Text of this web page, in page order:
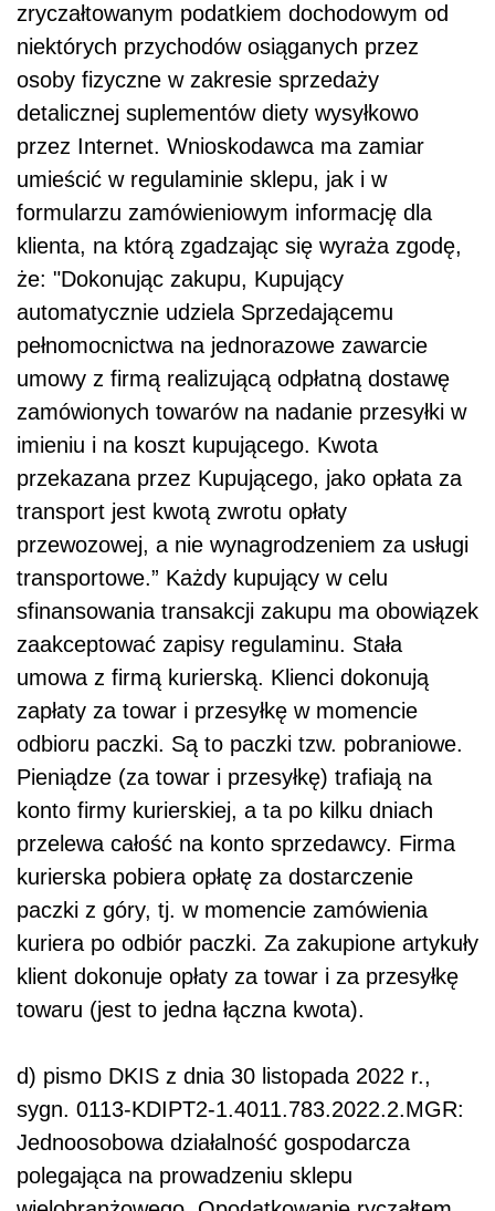
zryczałtowanym podatkiem dochodowym od
niektórych przychodów osiąganych przez
osoby fizyczne w zakresie sprzedaży
detalicznej suplementów diety wysyłkowo
przez Internet. Wnioskodawca ma zamiar
umieścić w regulaminie sklepu, jak i w
formularzu zamówieniowym informację dla
klienta, na którą zgadzając się wyraża zgodę,
że: "Dokonując zakupu, Kupujący
automatycznie udziela Sprzedającemu
pełnomocnictwa na jednorazowe zawarcie
umowy z firmą realizującą odpłatną dostawę
zamówionych towarów na nadanie przesyłki w
imieniu i na koszt kupującego. Kwota
przekazana przez Kupującego, jako opłata za
transport jest kwotą zwrotu opłaty
przewozowej, a nie wynagrodzeniem za usługi
transportowe.” Każdy kupujący w celu
sfinansowania transakcji zakupu ma obowiązek
zaakceptować zapisy regulaminu. Stała
umowa z firmą kurierską. Klienci dokonują
zapłaty za towar i przesyłkę w momencie
odbioru paczki. Są to paczki tzw. pobraniowe.
Pieniądze (za towar i przesyłkę) trafiają na
konto firmy kurierskiej, a ta po kilku dniach
przelewa całość na konto sprzedawcy. Firma
kurierska pobiera opłatę za dostarczenie
paczki z góry, tj. w momencie zamówienia
kuriera po odbiór paczki. Za zakupione artykuły
klient dokonuje opłaty za towar i za przesyłkę
towaru (jest to jedna łączna kwota).
d) pismo DKIS z dnia 30 listopada 2022 r.,
sygn. 0113-KDIPT2-1.4011.783.2022.2.MGR:
Jednoosobowa działalność gospodarcza
polegająca na prowadzeniu sklepu